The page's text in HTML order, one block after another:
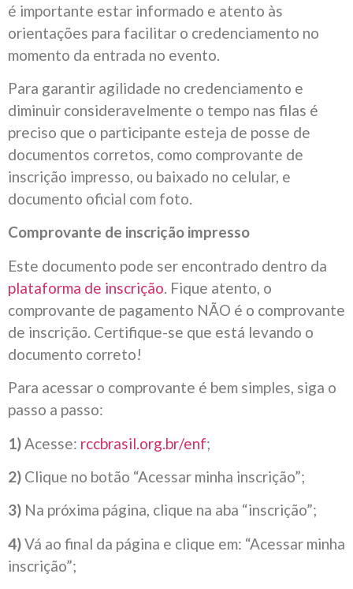
é importante estar informado e atento às
orientações para facilitar o credenciamento no
momento da entrada no evento.
Para garantir agilidade no credenciamento e
diminuir consideravelmente o tempo nas filas é
preciso que o participante esteja de posse de
documentos corretos, como comprovante de
inscrição impresso, ou baixado no celular, e
documento oficial com foto.
Comprovante de inscrição impresso
Este documento pode ser encontrado dentro da
plataforma de inscrição. Fique atento, o
comprovante de pagamento NÃO é o comprovante
de inscrição. Certifique-se que está levando o
documento correto!
Para acessar o comprovante é bem simples, siga o
passo a passo:
1) Acesse: rccbrasil.org.br/enf;
2) Clique no botão “Acessar minha inscrição”;
3) Na próxima página, clique na aba “inscrição”;
4)Vá ao final da página e clique em: “Acessar minha
inscrição”;